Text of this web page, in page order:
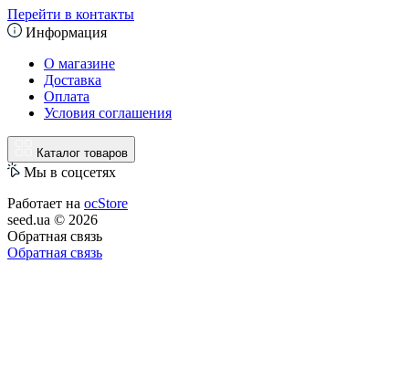
Перейти в контакты
Информация
О магазине
Доставка
Оплата
Условия соглашения
Каталог товаров
Мы в соцсетях
Работает на ocStore
seed.ua © 2026
Обратная связь
Обратная связь